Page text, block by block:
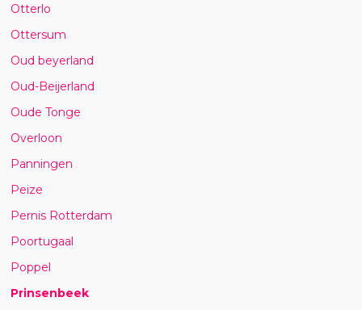
Otterlo
Ottersum
Oud beyerland
Oud-Beijerland
Oude Tonge
Overloon
Panningen
Peize
Pernis Rotterdam
Poortugaal
Poppel
Prinsenbeek